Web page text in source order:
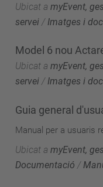
Ubicat a myEvent,
servei / Imatges i
Model 6 nou
Ubicat a myEvent,
servei / Imatges i
Guia general
Manual per a usuaris
Ubicat a myEvent,
Documentació /